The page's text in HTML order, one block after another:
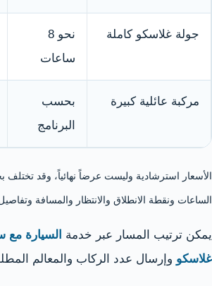
جولة غلاسكو كاملة
نحو 8
ساعات
مركبة عائلية كبيرة
بحسب
البرنامج
الأسعار استرشادية وليست عرضاً نهائياً، وقد
الساعات ونقطة الانطلاق والانتظار والمسافة
يمكن ترتيب المسار عبر خدمة السيارة
غلاسكو وإرسال عدد الركاب والمعالم